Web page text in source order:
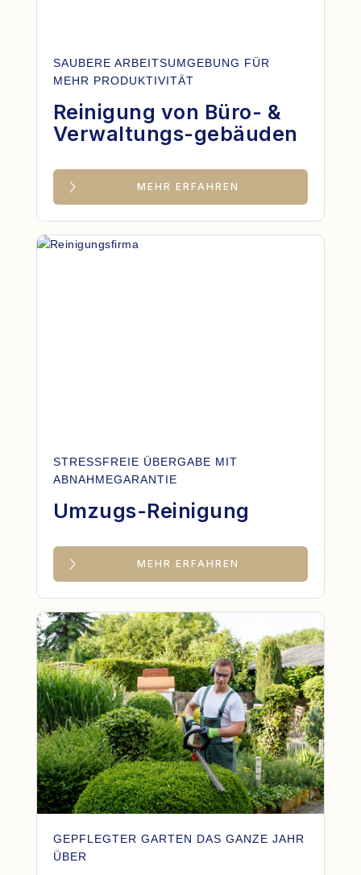
SAUBERE ARBEITSUMGEBUNG FÜR
MEHR PRODUKTIVITÄT
Reinigung von Büro- &
Verwaltungs-gebäuden
MEHR ERFAHREN
STRESSFREIE ÜBERGABE MIT
ABNAHMEGARANTIE
Umzugs-Reinigung
MEHR ERFAHREN
GEPFLEGTER GARTEN DAS GANZE JAHR
ÜBER